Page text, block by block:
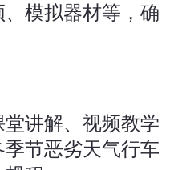
模拟器材等，确
堂讲解、视频教学
节恶劣天气行车